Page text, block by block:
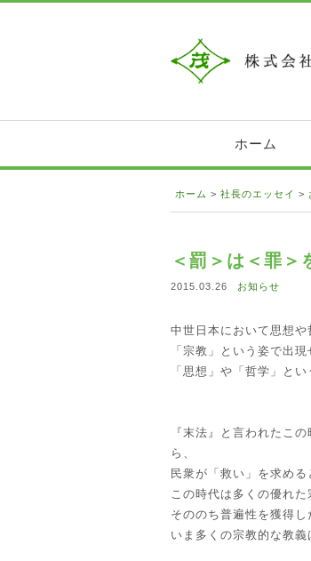
ホーム
ホーム > 社長のエッセイ >
＜罰＞は＜罪
2015.03.26 お知らせ
中世日本において思想や
「宗教」という姿で出
「思想」や「哲学」と
『末法』と言われたこ
ら、
民衆が「救い」を求め
この時代は多くの優れ
そののち普遍性を獲得
いま多くの宗教的な教義